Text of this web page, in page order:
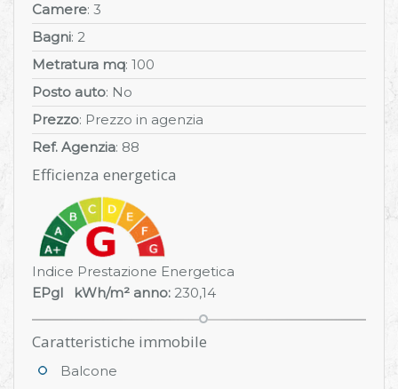
Camere: 3
Bagni: 2
Metratura mq: 100
Posto auto: No
Prezzo: Prezzo in agenzia
Ref. Agenzia: 88
Efficienza energetica
Indice Prestazione Energetica
EPgl kWh/m² anno: 230,14
Caratteristiche immobile
Balcone